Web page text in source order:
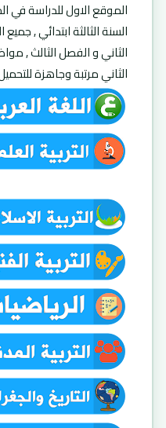
السنة الثالثة ابتدائي ,
الثاني و الفصل الثالث ,
الثاني مرتبة وجاهزة